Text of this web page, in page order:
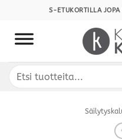
content
S-ETUKORTILLA JOPA
Etsi: